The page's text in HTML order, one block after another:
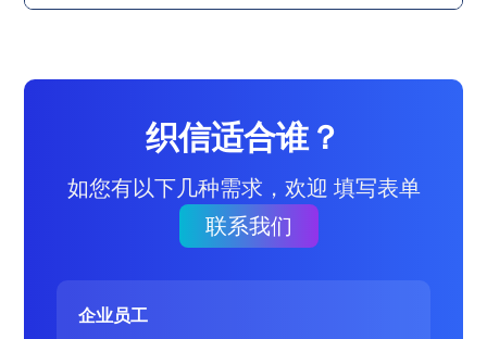
织信适合谁？
如您有以下几种需求，欢迎 填写表单
联系我们
企业员工